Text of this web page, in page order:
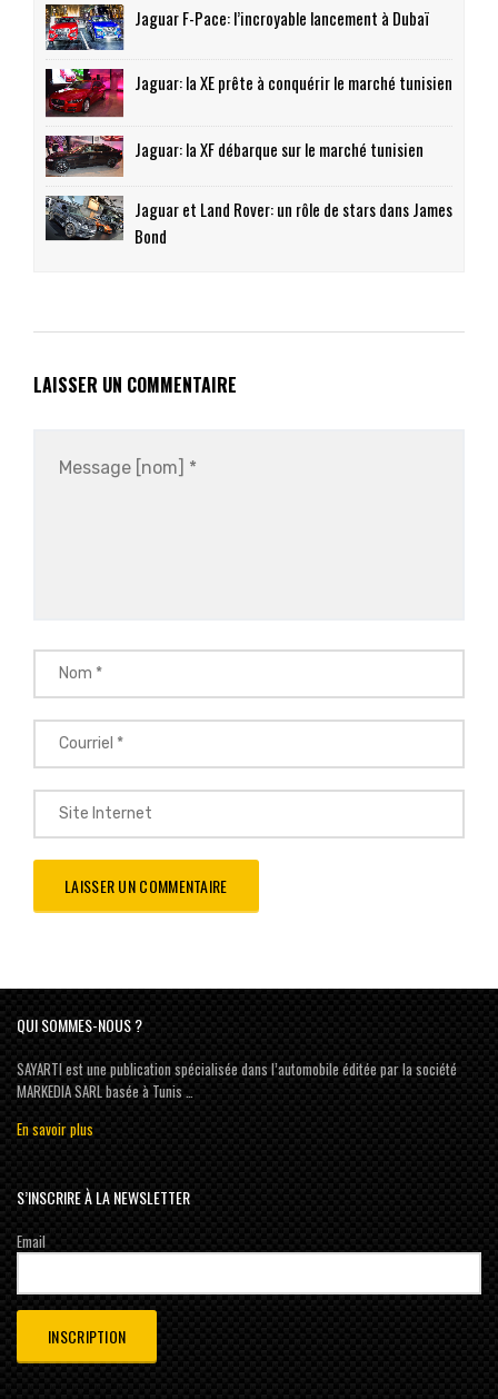
Jaguar F-Pace: l’incroyable lancement à Dubaï
Jaguar: la XE prête à conquérir le marché tunisien
Jaguar: la XF débarque sur le marché tunisien
Jaguar et Land Rover: un rôle de stars dans James
Bond
LAISSER UN COMMENTAIRE
QUI SOMMES-NOUS ?
SAYARTI est une publication spécialisée dans l’automobile éditée par la société
MARKEDIA SARL basée à Tunis …
En savoir plus
S’INSCRIRE À LA NEWSLETTER
Email